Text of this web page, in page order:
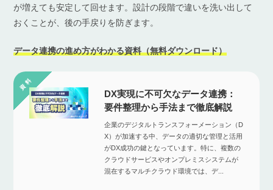
が増えても安定して回せます。設計の段階で違いを洗い出して
おくことが、後の手戻りを防ぎます。
データ連携の進め方がわかる資料（無料ダウンロード）
DX実現に不可欠なデータ連携：
要件整理から手法まで徹底解説
企業のデジタルトランスフォーメーション（D
X）が加速する中、データの適切な管理と活用
がDX成功の鍵となっています。特に、複数の
クラウドサービスやオンプレミスシステムが
混在するマルチクラウド環境では、デ...